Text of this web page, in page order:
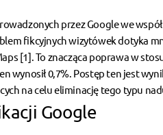
przez Google we
fikcyjnych wizytówek dotyka
[1]. To znacząca poprawa w
wynosił 0,7%. Postęp ten jest
na celu eliminację tego typu
Google